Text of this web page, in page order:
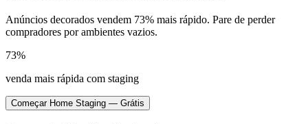
Anúncios decorados vendem 73% mais rápido. Pare de perder
compradores por ambientes vazios.
73%
venda mais rápida com staging
Começar Home Staging — Grátis